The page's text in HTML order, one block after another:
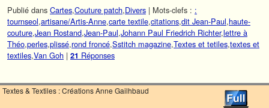
Publié dans Cartes,Couture patch,Divers | Mots-clefs : :
tournseol,artisane/Artis-Anne,carte textile,citations,dit Jean-Paul,haute-
couture,Jean Rostand,Jean-Paul,Johann Paul Friedrich Richter,lettre à
Théo,perles,plissé,rond froncé,Sstitch magazine,Textes et tetiles,textes et
textiles,Van Goh | 21 Réponses
Textes & Textiles : Créations Anne Gailhbaud